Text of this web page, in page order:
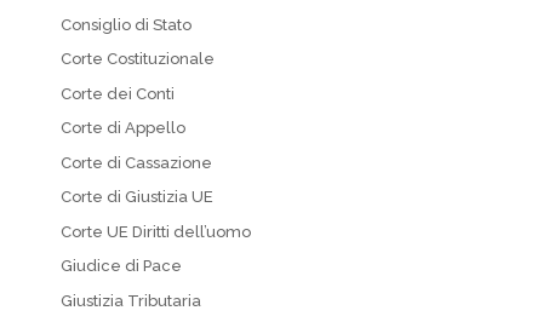
Consiglio di Stato
Corte Costituzionale
Corte dei Conti
Corte di Appello
Corte di Cassazione
Corte di Giustizia UE
Corte UE Diritti dell’uomo
Giudice di Pace
Giustizia Tributaria